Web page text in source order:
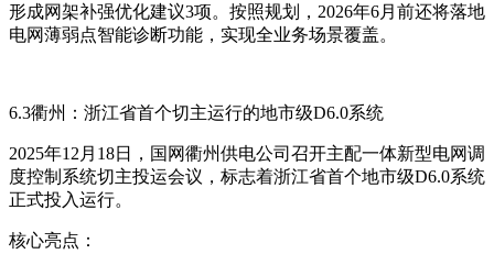
形成网架补强优化建议3项。按照规划，2026年6月前还将落地
电网薄弱点智能诊断功能，实现全业务场景覆盖。
6.3衢州：浙江省首个切主运行的地市级D6.0系统
2025年12月18日，国网衢州供电公司召开主配一体新型电网调
度控制系统切主投运会议，标志着浙江省首个地市级D6.0系统
正式投入运行。
核心亮点：